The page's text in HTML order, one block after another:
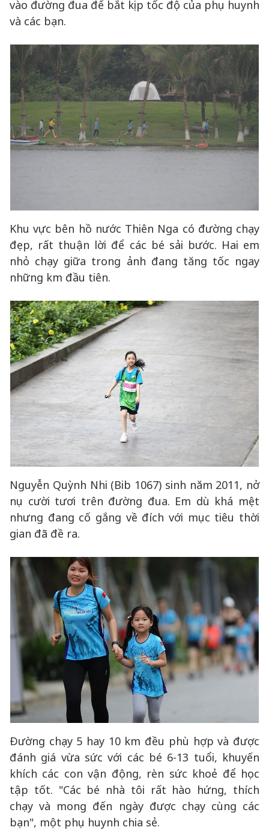
vào đường đua để bắt kịp tốc độ của phụ huynh
và các bạn.
Khu vực bên hồ nước Thiên Nga có đường chạy
đẹp, rất thuận lời để các bé sải bước. Hai em
nhỏ chạy giữa trong ảnh đang tăng tốc ngay
những km đầu tiên.
Nguyễn Quỳnh Nhi (Bib 1067) sinh năm 2011, nở
nụ cười tươi trên đường đua. Em dù khá mệt
nhưng đang cố gắng về đích với mục tiêu thời
gian đã đề ra.
Đường chạy 5 hay 10 km đều phù hợp và được
đánh giá vừa sức với các bé 6-13 tuổi, khuyến
khích các con vận động, rèn sức khoẻ để học
tập tốt. "Các bé nhà tôi rất hào hứng, thích
chạy và mong đến ngày được chạy cùng các
bạn", một phụ huynh chia sẻ.